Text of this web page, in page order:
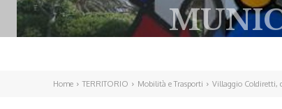
Home TERRITORIO Mobilità e Trasporti Villaggio Coldiretti,